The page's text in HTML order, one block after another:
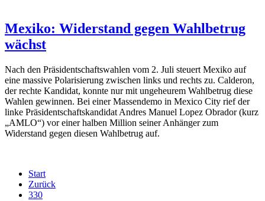
Mexiko: Widerstand gegen Wahlbetrug
wächst
Nach den Präsidentschaftswahlen vom 2. Juli steuert Mexiko auf
eine massive Polarisierung zwischen links und rechts zu. Calderon,
der rechte Kandidat, konnte nur mit ungeheurem Wahlbetrug diese
Wahlen gewinnen. Bei einer Massendemo in Mexico City rief der
linke Präsidentschaftskandidat Andres Manuel Lopez Obrador (kurz
„AMLO“) vor einer halben Million seiner Anhänger zum
Widerstand gegen diesen Wahlbetrug auf.
Start
Zurück
330